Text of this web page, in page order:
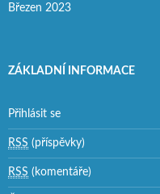
Březen 2023
ZÁKLADNÍ INFORMACE
Přihlásit se
RSS (příspěvky)
RSS (komentáře)